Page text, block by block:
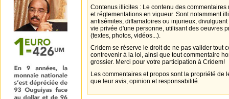
Contenus illicites : Le contenu des
et réglementations en vigueur. Sont notamment
antisémites, diffamatoires ou injurieux,
vie privée d'une personne, utilisant des oeuvres
(textes, photos, vidéos...).
Cridem se réserve le droit de ne pas valider tout
contrevenir à la loi, ainsi que tout commentaire
grossier. Merci pour votre participation à Cridem!
Les commentaires et propos sont la propriété de
que leur avis, opinion et responsabilité.